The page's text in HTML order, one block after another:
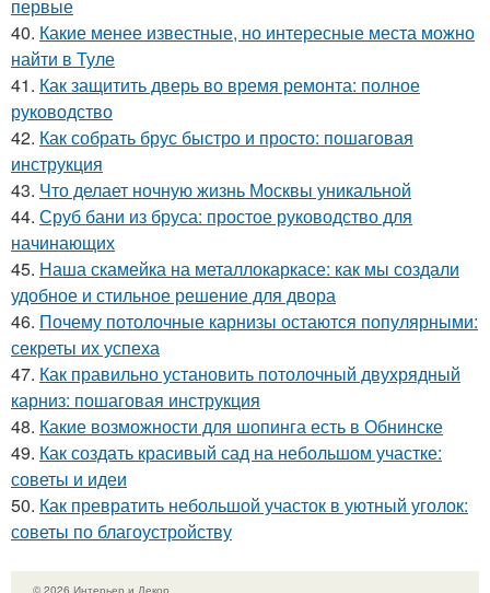
первые
40. Какие менее известные, но интересные места можно
найти в Туле
41. Как защитить дверь во время ремонта: полное
руководство
42. Как собрать брус быстро и просто: пошаговая
инструкция
43. Что делает ночную жизнь Москвы уникальной
44. Сруб бани из бруса: простое руководство для
начинающих
45. Наша скамейка на металлокаркасе: как мы создали
удобное и стильное решение для двора
46. Почему потолочные карнизы остаются популярными:
секреты их успеха
47. Как правильно установить потолочный двухрядный
карниз: пошаговая инструкция
48. Какие возможности для шопинга есть в Обнинске
49. Как создать красивый сад на небольшом участке:
советы и идеи
50. Как превратить небольшой участок в уютный уголок:
советы по благоустройству
© 2026 Интерьер и Декор